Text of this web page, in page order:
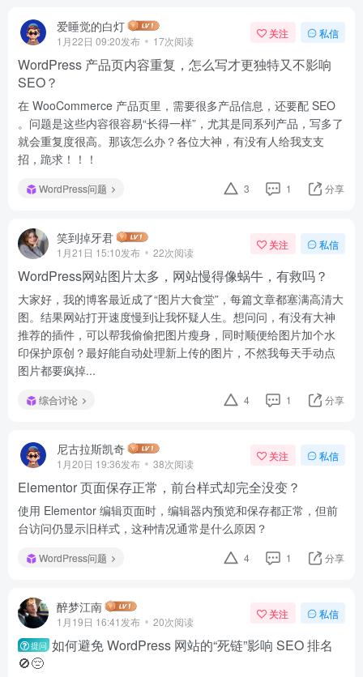
爱睡觉的白灯
1月22日 09:20发布 17次阅读
关注 私信
WordPress 产品页内容重复，怎么写才更独特又不影响
SEO？
在 WooCommerce 产品页里，需要很多产品信息，还要配 SEO
。问题是这些内容很容易“长得一样”，尤其是同系列产品，写多了
就会重复度很高。那该怎么办？各位大神，有没有人给我支支
招，跪求！！！
WordPress问题 3 1 分享
笑到掉牙君
1月21日 15:10发布 22次阅读
关注 私信
WordPress网站图片太多，网站慢得像蜗牛，有救吗？
大家好，我的博客最近成了“图片大食堂”，每篇文章都塞满高清大
图。结果网站打开速度慢到让我怀疑人生。想问问，有没有大神
推荐的插件，可以帮我偷偷把图片瘦身，同时顺便给图片加个水
印保护原创？最好能自动处理新上传的图片，不然我每天手动点
图片都要疯掉...
综合讨论 4 1 分享
尼古拉斯凯奇
1月20日 19:36发布 38次阅读
关注 私信
Elementor 页面保存正常，前台样式却完全没变？
使用 Elementor 编辑页面时，编辑器内预览和保存都正常，但前
台访问仍显示旧样式，这种情况通常是什么原因？
WordPress问题 4 1 分享
醉梦江南
1月19日 16:41发布 20次阅读
关注 私信
提问 如何避免 WordPress 网站的“死链”影响 SEO 排名
🚫😔